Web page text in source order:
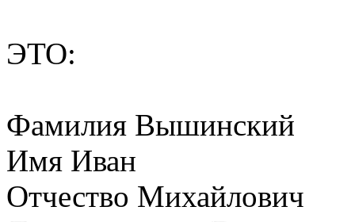
ЭТО:
Фамилия Вышинский
Имя Иван
Отчество Михайлович